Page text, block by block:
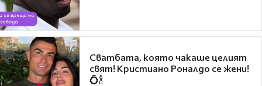
Сватбата, която чакаше целият
свят! Кристиано Роналдо се жени!
💍🍾